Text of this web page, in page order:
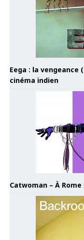
Eega : la
cinéma indien
Catwoman – À